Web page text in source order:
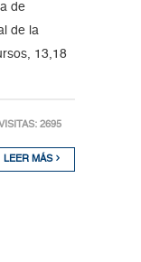
de
de la
13,18
2695
LEER MÁS